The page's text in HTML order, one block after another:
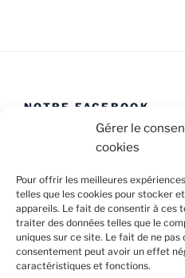
Gérer le
cookies
Pour offrir les meilleures
telles que les cookies pour stocker
appareils. Le fait de consentir à ces
traiter des données telles que le
uniques sur ce site. Le fait de ne
consentement peut avoir un effet
caractéristiques et fonctions.
NOTRE FACEBOOK
Facebook
Caval’Trad
E-
mail
Politique
de
cookies
Confidentialité et cookies : ce